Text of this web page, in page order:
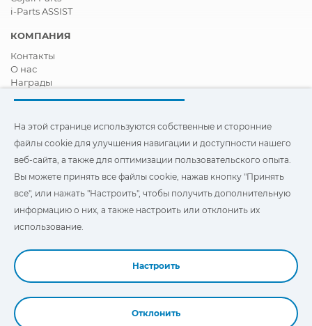
i-Parts ASSIST
КОМПАНИЯ
Контакты
О нас
Награды
Стать дистрибьютором
Видео
FAQ - ЧАСТО ЗАДАВАЕМЫЕ ВОПРОСЫ
Чтобы улучшить навигацию и доступ, а также
оптимизировать взаимодействие с пользователем, на этом
сайте используются наши собственные и сторонние файлы
"Cookies". Вы можете нажать на
отказаться от их использования.
На этой странице используются собственные и сторонние
файлы cookie для улучшения навигации и доступности нашего
веб-сайта, а также для оптимизации пользовательского опыта.
Вы можете принять все файлы cookie, нажав кнопку "Принять
все", или нажать "Настроить", чтобы получить дополнительную
информацию о них, а также настроить или отклонить их
использование.
Настроить
Отклонить